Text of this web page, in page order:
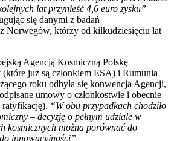
lat przynieść 4,6 euro zysku” –
się danymi z badań
Norwegów, którzy od kilkudziesięciu lat
Agencją Kosmiczną Polskę
już są członkiem ESA) i Rumunia
roku odbyła się konwencja Agencji,
umowy o członkostwie i obecnie
ratyfikację). “W obu przypadkach chodziło
– decyzję o pełnym udziale w
kosmicznych można porównać do
innowacyjności”